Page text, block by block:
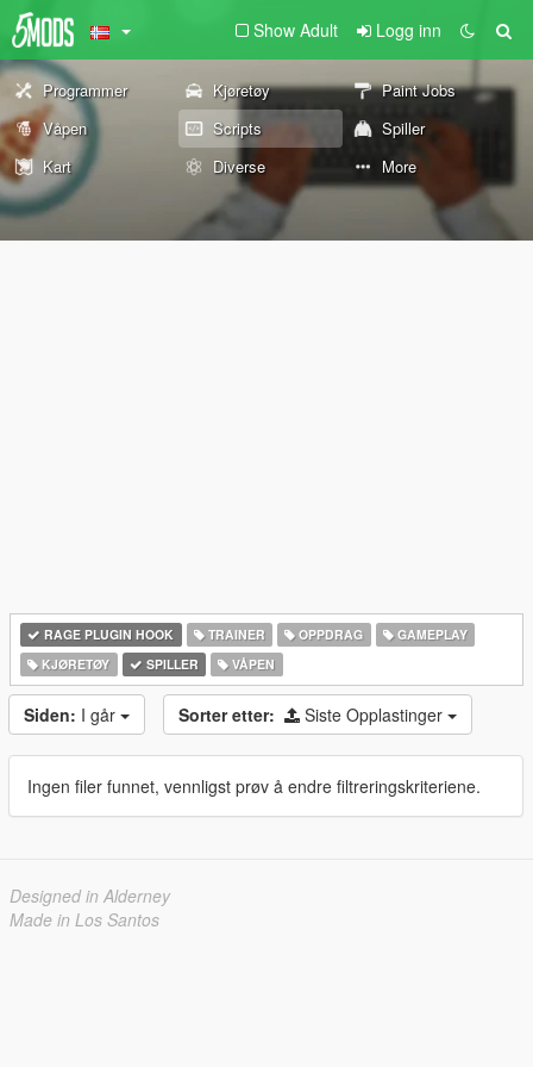
Show Adult Logg inn
Programmer Kjøretøy
Paint Jobs
Våpen
Scripts
Spiller
Kart
Diverse More
RAGE PLUGIN HOOK TRAINER OPPDRAG
GAMEPLAY
KJØRETØY
SPILLER VÅPEN
Siden: I går Sorter etter: Siste Opplastinger
Ingen filer funnet, vennligst prøv å endre filtreringskriteriene.
Designed in Alderney
Made in Los Santos